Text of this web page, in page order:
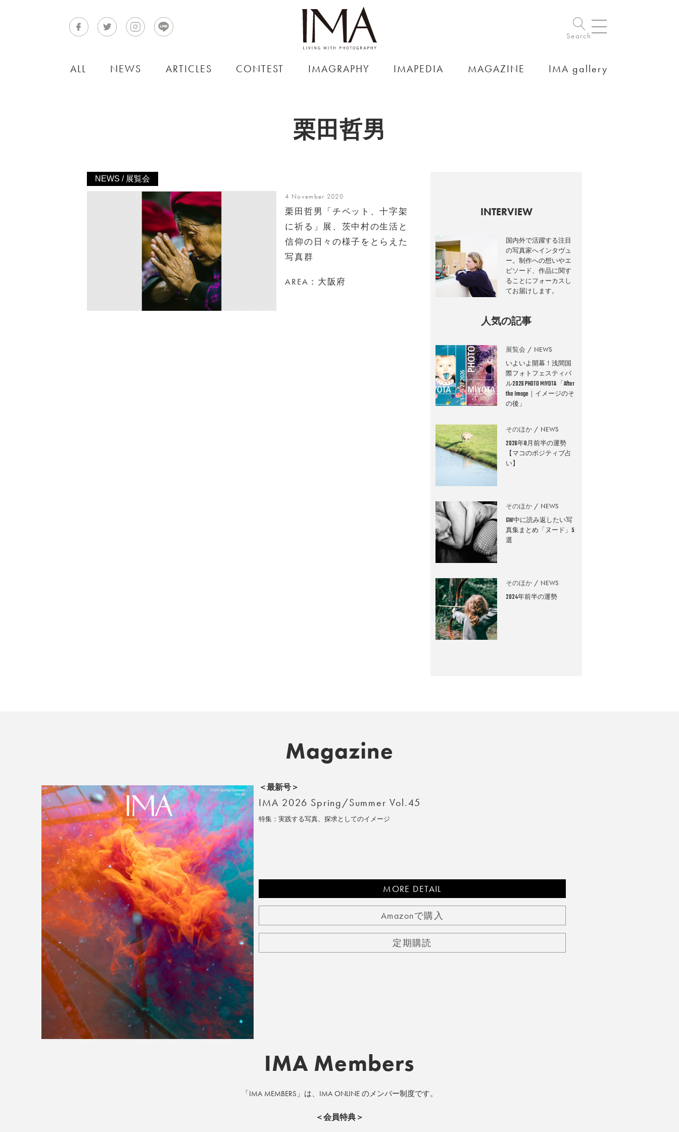
Search
ALL NEWS ARTICLES CONTEST IMAGRAPHY IMAPEDIA MAGAZINE IMA gallery
栗田哲男
NEWS / 展覧会
4 November 2020
栗田哲男「チベット、十字架
に祈る」展、茨中村の生活と
信仰の日々の様子をとらえた
写真群
AREA：大阪府
INTERVIEW
国内外で活躍する注目
の写真家へインタヴュ
ー。制作への想いやエ
ピソード、作品に関す
ることにフォーカスし
てお届けします。
人気の記事
展覧会 NEWS
いよいよ開幕！浅間国
際フォトフェスティバ
ル2026 PHOTO MIYOTA 「After
the Image｜イメージのそ
の後」
そのほか NEWS
2026年8月前半の運勢
【マコのポジティブ占
い】
そのほか NEWS
GW中に読み返したい写
真集まとめ「ヌード」5
選
そのほか NEWS
2024年前半の運勢
Magazine
>>全国の取り扱い店舗
＜最新号＞
IMA 2026 Spring/Summer Vol.45
特集：実践する写真、探求としてのイメージ
MORE DETAIL
Amazonで購入
定期購読
IMA Members
「IMA MEMBERS」は、IMA ONLINE のメンバー制度です。
＜会員特典＞